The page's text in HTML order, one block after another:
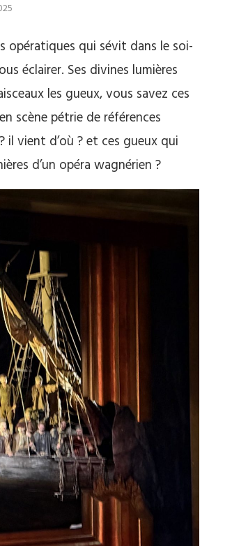
opératiques qui sévit dans le soi-
éclairer. Ses divines lumières
les gueux, vous savez ces
scène pétrie de références
il vient d’où ? et ces gueux qui
d’un opéra wagnérien ?